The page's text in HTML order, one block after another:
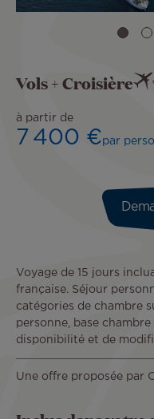
Vols + Croisière
à partir de
7 400 €par
Voyage de 15 jours
française. Séjour
catégories de chambre
personne, base
disponibilité et de
Une offre proposée par